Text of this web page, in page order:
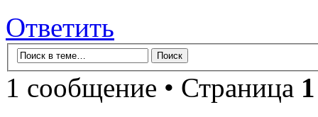
Ответить
1 сообщение • Страница 1